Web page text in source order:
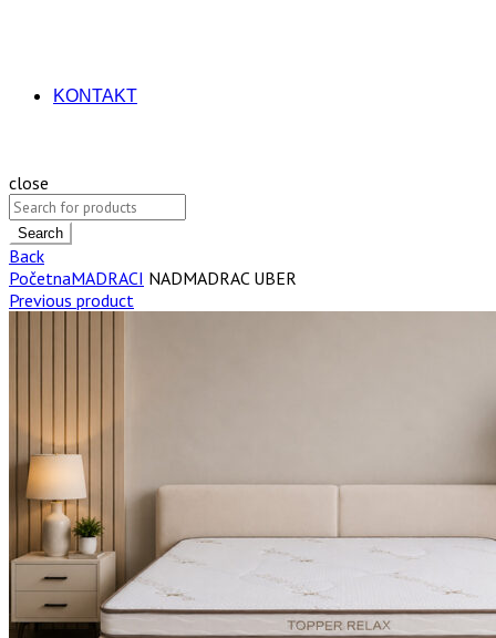
KONTAKT
close
Search
Back
PočetnaMADRACI NADMADRAC UBER
Previous product